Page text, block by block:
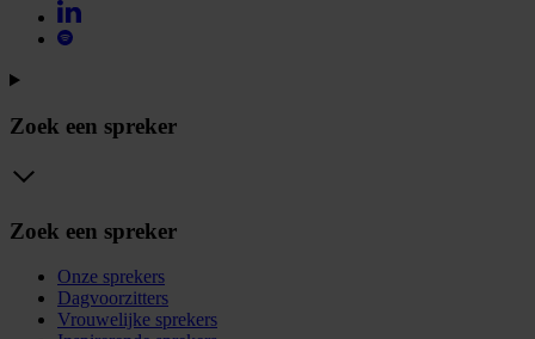
Zoek een spreker
Zoek een spreker
Onze sprekers
Dagvoorzitters
Vrouwelijke sprekers